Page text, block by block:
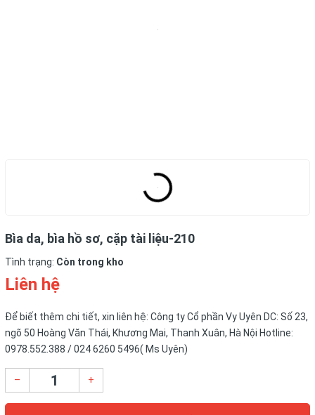
Bìa da, bìa hồ sơ, cặp tài liệu-210
Tình trạng: Còn trong kho
Liên hệ
Để biết thêm chi tiết, xin liên hệ: Công ty Cổ phần Vy Uyên DC: Số 23,
ngõ 50 Hoàng Văn Thái, Khương Mai, Thanh Xuân, Hà Nội Hotline:
0978.552.388 / 024 6260 5496( Ms Uyên)
– +